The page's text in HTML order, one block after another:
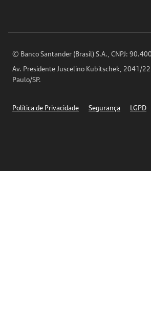
Encontre nossas agências
Horários de Atendimento
Telefones
© Banco Santander (Brasil) S.A., CNPJ:
Av. Presidente Juscelino Kubitschek, 2041/
Paulo/SP.
Política de Privacidade Segurança LGPD